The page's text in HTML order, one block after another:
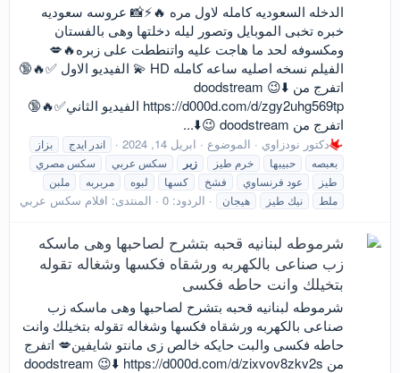
الدخله السعوديه كامله لاول مره 🔥⚡️📸 عروسه سعوديه
خبره تخبى الموبايل وتصور ليله دخلتها وهى بالفستان
ومكسوفه لحد ما هاجت عليه واتنططت على زبره🔥💋
الفيلم نسخه اصليه ساعه كامله HD 💫 الفيديو الاول ✅🔥🔞
اتفرج من doodstream 😉⬇️
https://d000d.com/d/zgy2uhg569tp الفيديو الثاني✅🔥🔞
اتفرج من doodstream 😉⬇️...
دكتور نودزاوي الموضوع ابريل 14, 2024 اندر ايدج
بزاز
بعبصه
حبيبها خرم طيز زبر سكس عربي
سكس مصري
طيز
عود فرنساوي فشخ كسها لبوه مربربه
ملبن
ملط
نيك طيز هيجان الردود: 0 المنتدى: افلام سكس عربي
شرموطه لبنانيه قحبه بتشرح لصاحبها وهى ماسكه
زب صناعى بالكهربه ورشقاه فكسها وشغاله تقوله
بتخيلك وانت حاطه فكسى
شرموطه لبنانيه قحبه بتشرح لصاحبها وهى ماسكه زب
صناعى بالكهربه ورشقاه فكسها وشغاله تقوله بتخيلك وانت
حاطه فكسى والبت حايكه خالص زى مانتو شايفين💋 اتفرج
من doodstream 😉⬇️ https://d000d.com/d/zixvov8zkv2s